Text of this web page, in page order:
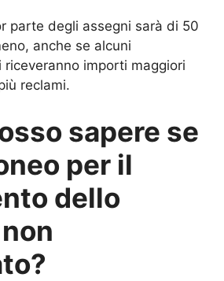
parte degli assegni sarà di 50
anche se alcuni
riceveranno importi maggiori
reclami.
sapere se
per il
dello